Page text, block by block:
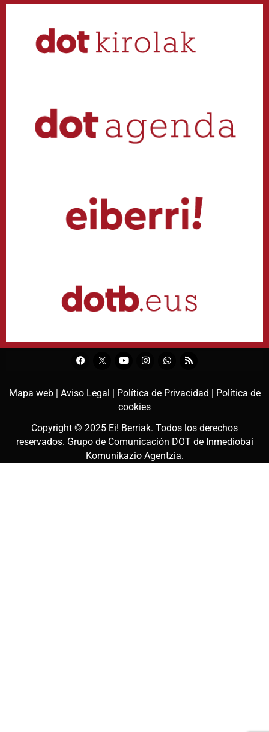
Mapa web | Aviso Legal | Política de Privacidad | Política de
cookies
Copyright © 2025 Ei! Berriak. Todos los derechos
reservados. Grupo de Comunicación DOT de Inmediobai
Komunikazio Agentzia.